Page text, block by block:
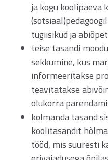
ja kogu koolipäeva
tugiisikud ja
teise tasandi
sekkumine, kus
informeeritakse
teavitatakse
olukorra
kolmanda tasand
koolitasandit
tööd, mis suuresti